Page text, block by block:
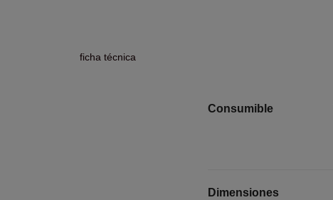
ficha técnica
Consumible
Dimensiones